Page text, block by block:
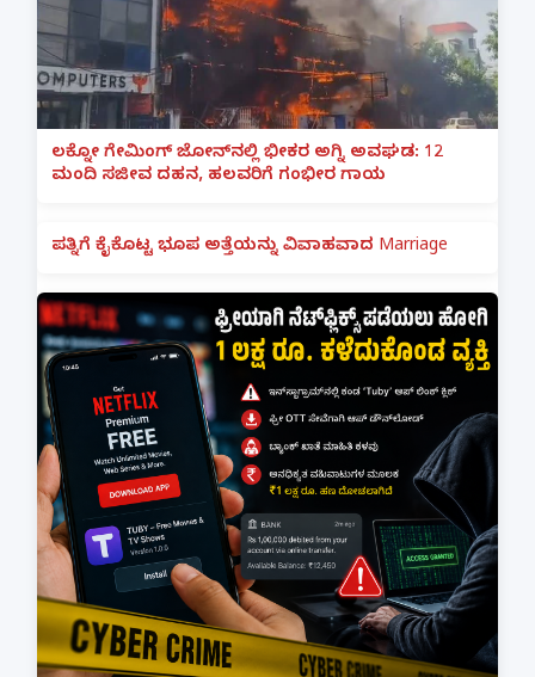
ಲಕ್ನೋ ಗೇಮಿಂಗ್ ಜೋನ್‌ನಲ್ಲಿ ಭೀಕರ ಅಗ್ನಿ ಅವಘಡ: 12
ಮಂದಿ ಸಜೀವ ದಹನ, ಹಲವರಿಗೆ ಗಂಭೀರ ಗಾಯ
ಪತ್ನಿಗೆ ಕೈಕೊಟ್ಟ ಭೂಪ ಅತ್ತೆಯನ್ನು ವಿವಾಹವಾದ Marriage